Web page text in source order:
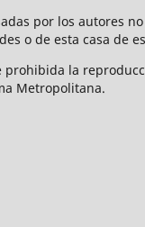
por los autores
o de esta casa de
prohibida la
Metropolitana.